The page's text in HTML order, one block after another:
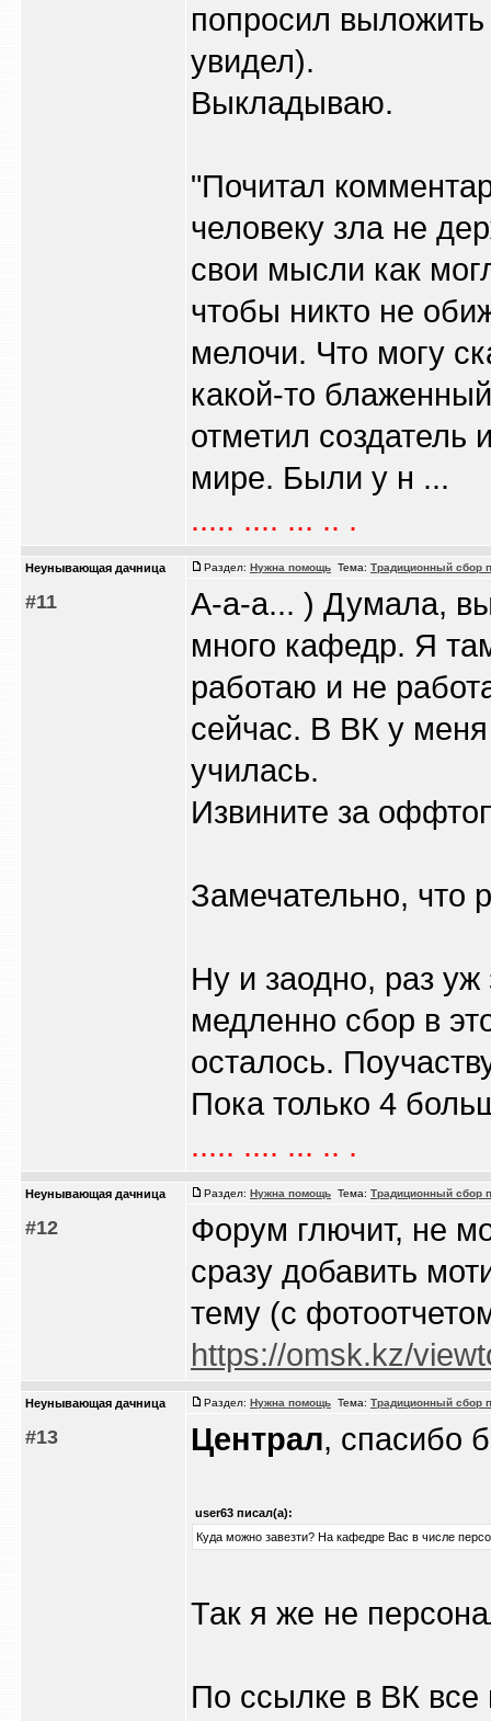
попросил выложить
увидел).
Выкладываю.
"Почитал
человеку зла не
свои мысли как
чтобы никто не
мелочи. Что могу
какой-то
отметил
мире. Были у н ...
..... .... ... .. .
Heyнывaющая дaчницa
#11
Раздел: Нужна помощь Тема: Традиционный сбор
А-а-а... ) Думала,
много кафедр. Я
работаю и не
сейчас. В ВК у
училась.
Извините за
Замечательно, что
Ну и заодно, раз
медленно сбор в
осталось.
Пока только 4
..... .... ... .. .
Heyнывaющая дaчницa
#12
Раздел: Нужна помощь Тема: Традиционный сбор
Форум глючит, не
сразу добавить
тему (с
https://omsk.kz/
Heyнывaющая дaчницa
#13
Раздел: Нужна помощь Тема: Традиционный сбор
Централ, спасибо
user63 писал(а):
Куда можно завезти? На кафедре Вас в числе
Так я же не
По ссылке в ВК все